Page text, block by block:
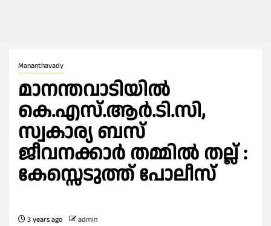
Mananthavady
മാനന്തവാടിയിൽ
കെ.എസ്.ആര്‍.ടി.സി,
സ്വകാര്യ ബസ്
ജീവനക്കാർ തമ്മിൽ തല്ല് :
കേസ്സെടുത്ത് പോലീസ്
3 years ago admin